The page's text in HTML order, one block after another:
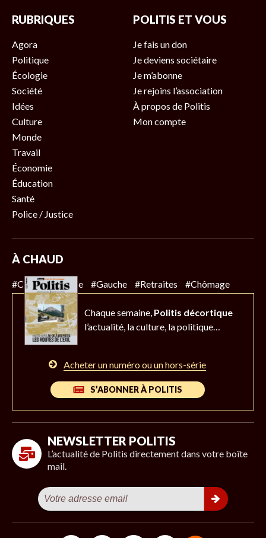
RUBRIQUES
Agora
Politique
Écologie
Société
Idées
Culture
Monde
Travail
Économie
Éducation
Santé
Police / Justice
POLITIS ET VOUS
Je fais un don
Je deviens sociétaire
Je m’abonne
Je rejoins l’association
À propos de Politis
Mon compte
À CHAUD
#Climat #Police #Gauche #Retraites #Chômage
Chaque semaine, Politis décortique
l’actualité, la culture, la politique…
Acheter un numéro ou un hors-série
S’ABONNER À POLITIS
NEWSLETTER POLITIS
L’actualité de Politis directement dans votre boîte
mail.